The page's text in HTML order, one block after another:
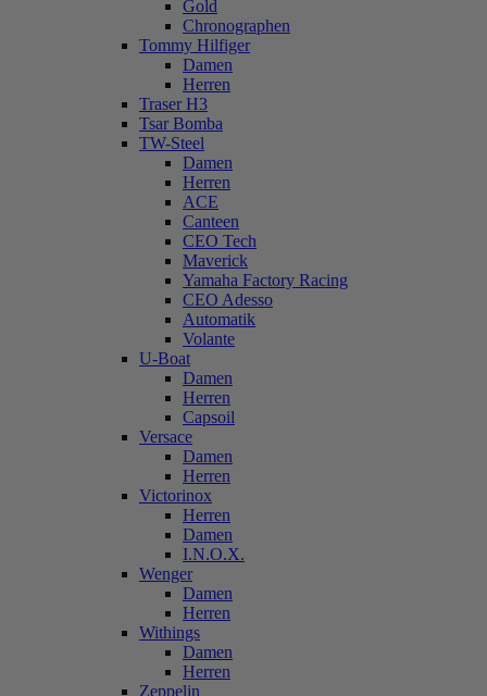
Gold
Chronographen
Tommy Hilfiger
Damen
Herren
Traser H3
Tsar Bomba
TW-Steel
Damen
Herren
ACE
Canteen
CEO Tech
Maverick
Yamaha Factory Racing
CEO Adesso
Automatik
Volante
U-Boat
Damen
Herren
Capsoil
Versace
Damen
Herren
Victorinox
Herren
Damen
I.N.O.X.
Wenger
Damen
Herren
Withings
Damen
Herren
Zeppelin